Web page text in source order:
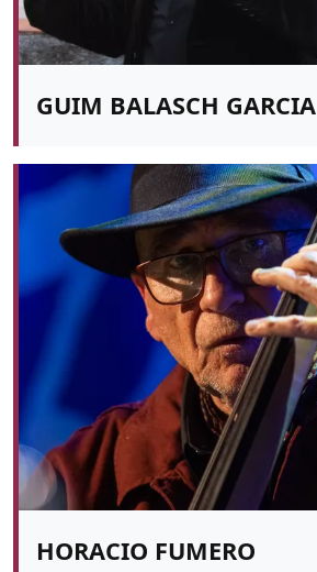
GUIM BALASCH GARCIA
HORACIO FUMERO